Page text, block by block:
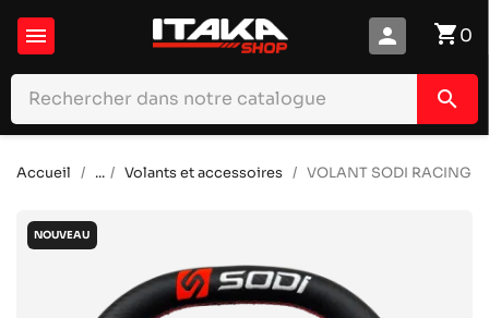
 shopping_cart0
person
search
Accueil ... Volants et accessoires VOLANT SODI RACING
NOUVEAU